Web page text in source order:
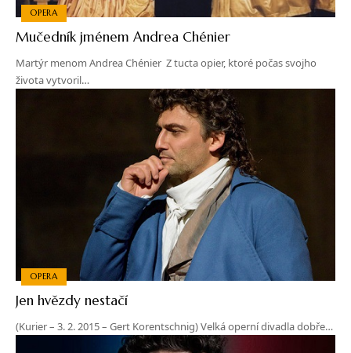
OPERA
Mučedník jménem Andrea Chénier
Martýr menom Andrea Chénier Z tucta opier, ktoré počas svojho
života vytvoril…
OPERA
Jen hvězdy nestačí
(Kurier – 3. 2. 2015 – Gert Korentschnig) Velká operní divadla dobře…